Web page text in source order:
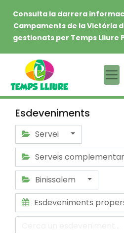
Consulta la darrera
Campaments de la Victòria
gestionats per Temps Lliure
Esdeveniments
Servei
Serveis
Binissalem
Esdeveniments